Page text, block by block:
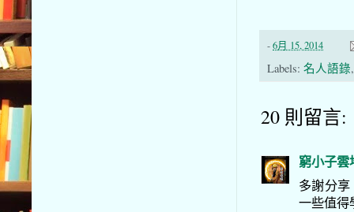
-6月 15, 2014
Labels: 名人語錄
20 則留言:
窮小子雲
多謝分
一些值得